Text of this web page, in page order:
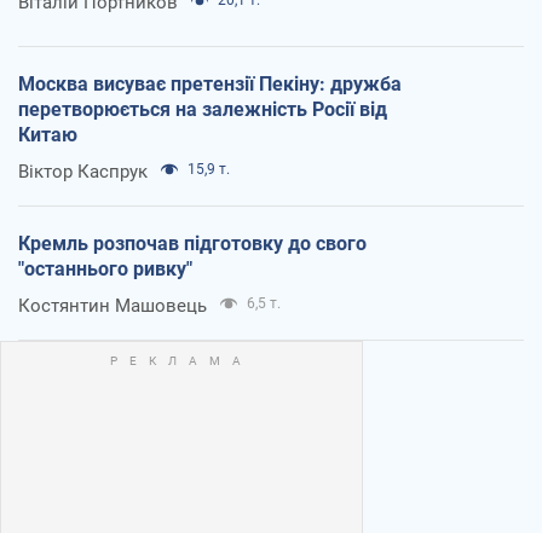
Москва висуває претензії Пекіну: дружба
перетворюється на залежність Росії від
Китаю
Віктор Каспрук 15,9 т.
Кремль розпочав підготовку до свого
"останнього ривку"
Костянтин Машовець 6,5 т.